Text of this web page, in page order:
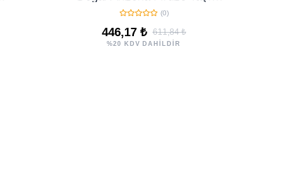
Bileklik - Ayarlamalı
(0)
446,17 ₺ 611,84 ₺
%20 KDV DAHİLDİR